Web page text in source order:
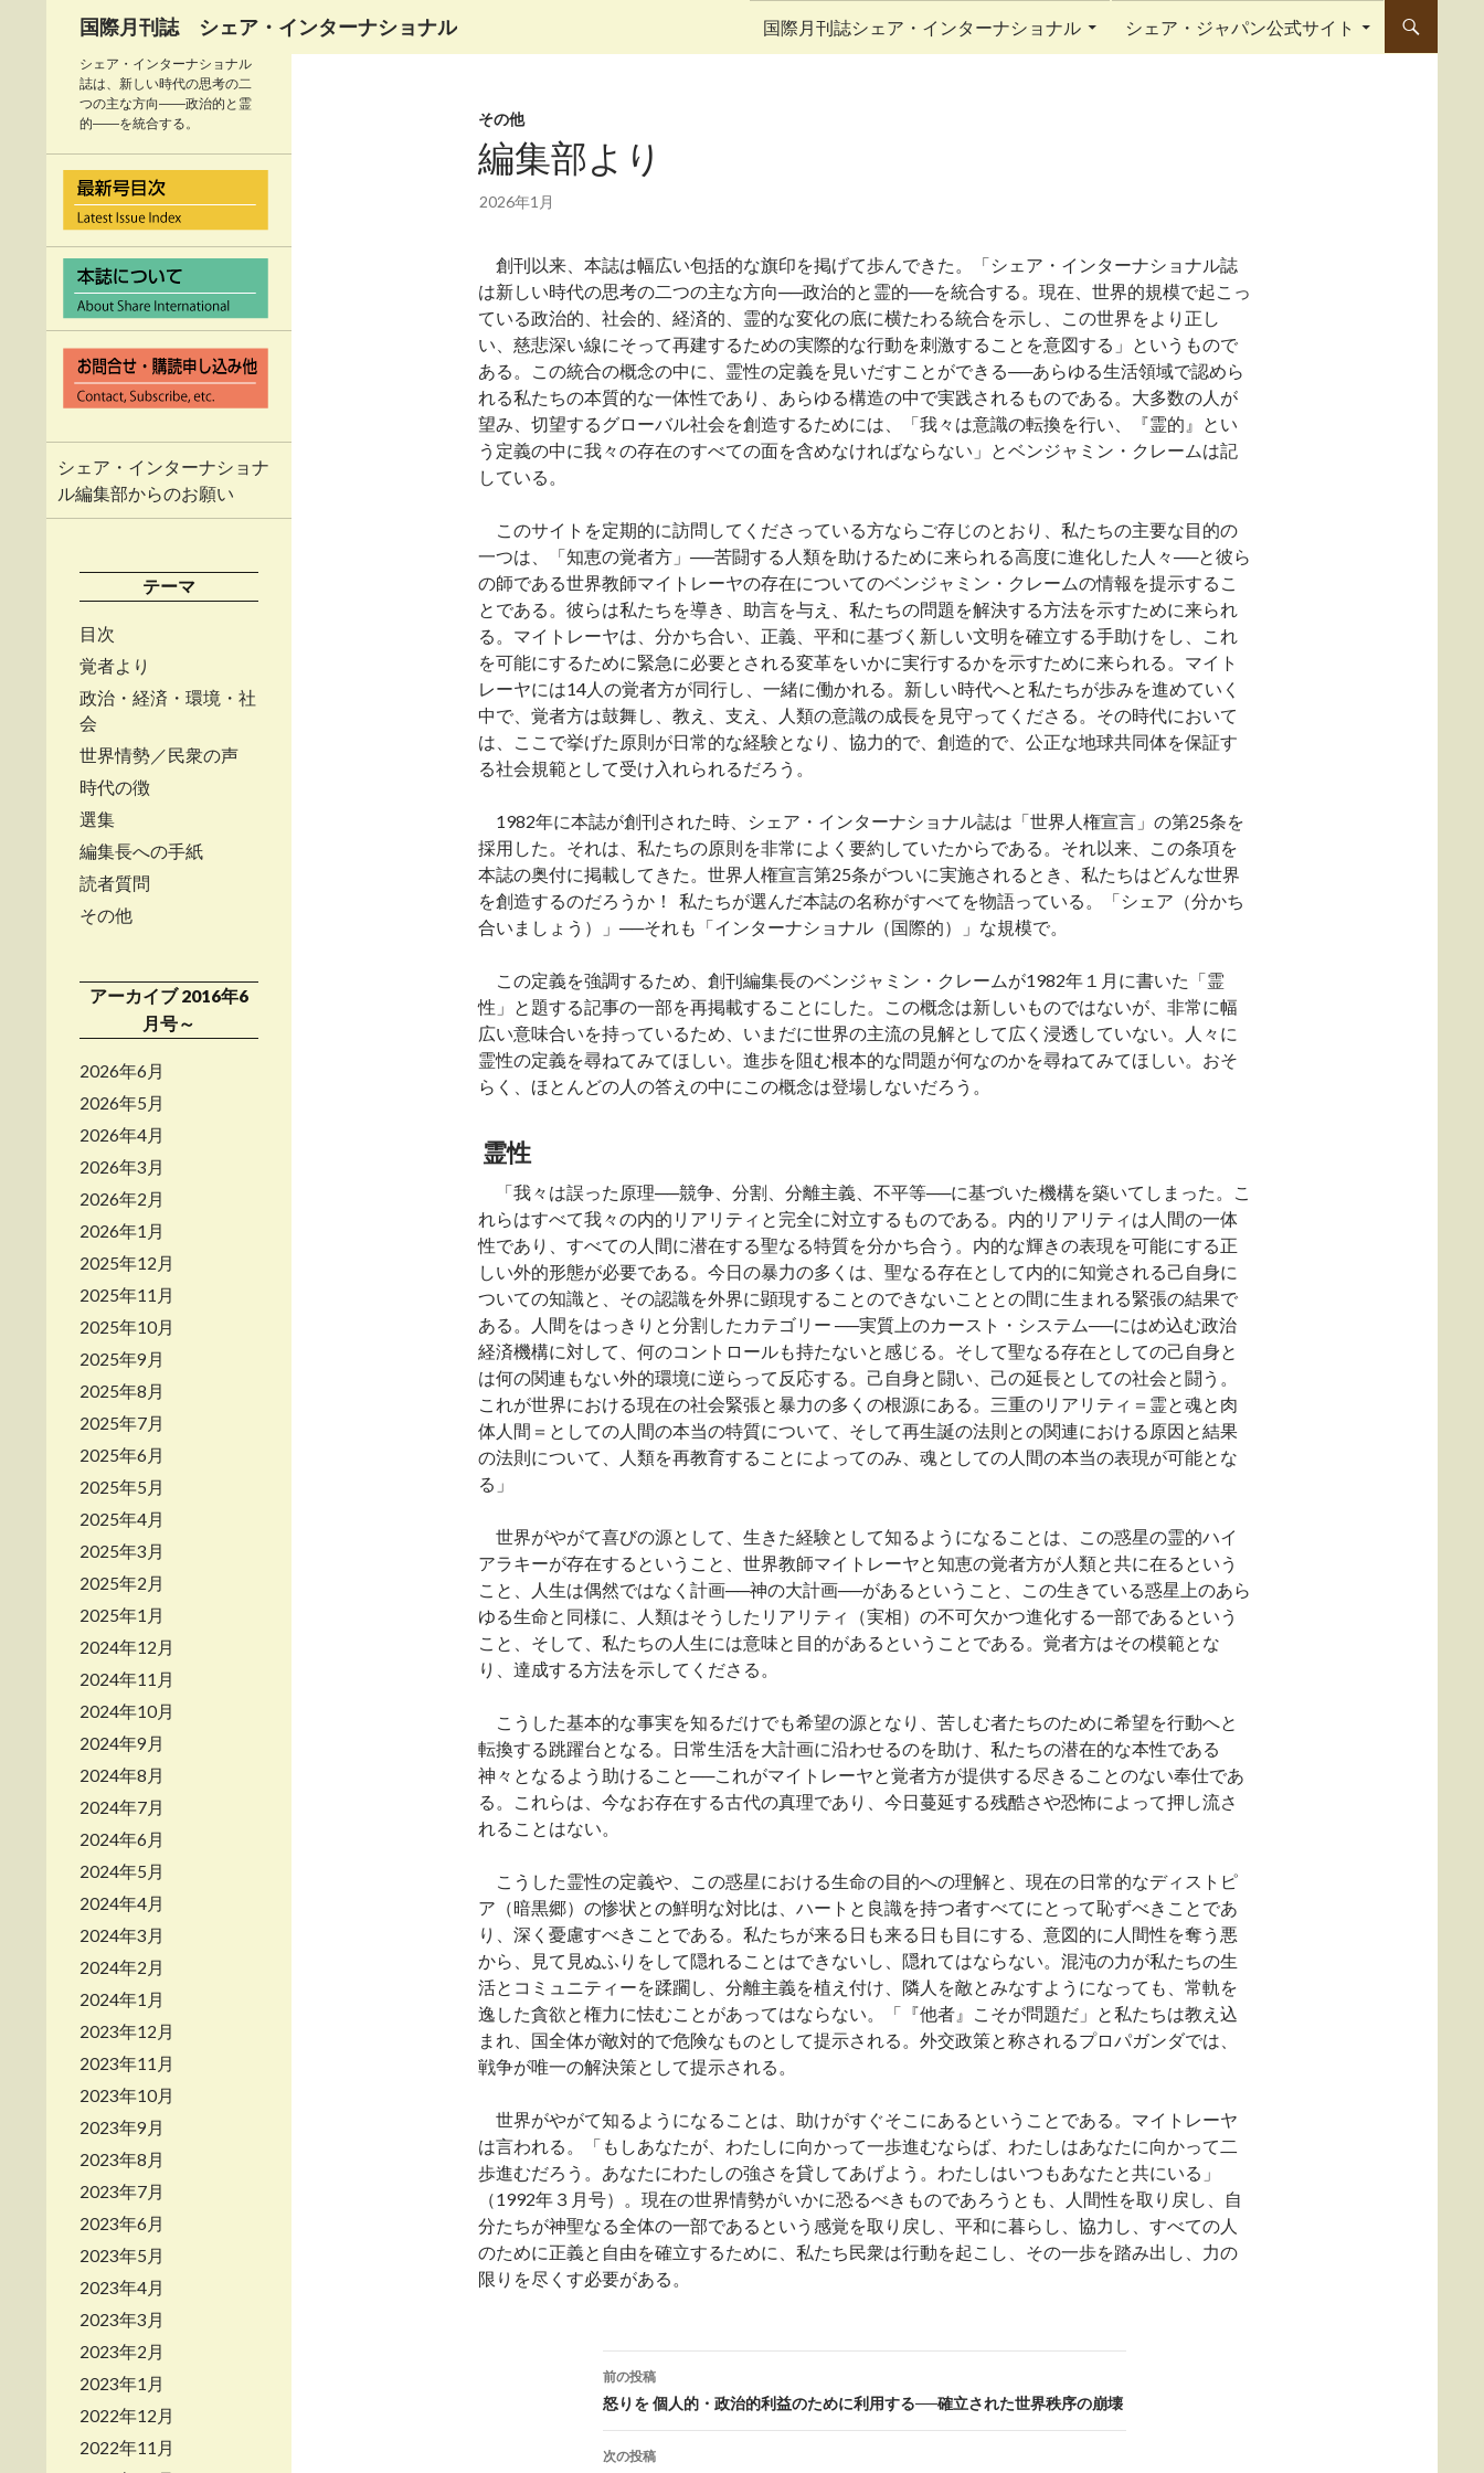
国際月刊誌 シェア・インターナショナル 国際月刊誌シェア・インターナショナル シェア・ジャパン公式サイト
その他
編集部より
2026年1月
創刊以来、本誌は幅広い包括的な旗印を掲げて歩んできた。「シェア・インターナショナル誌
は新しい時代の思考の二つの主な方向──政治的と霊的──を統合する。現在、世界的規模で起こっ
ている政治的、社会的、経済的、霊的な変化の底に横たわる統合を示し、この世界をより正し
い、慈悲深い線にそって再建するための実際的な行動を刺激することを意図する」というもので
ある。この統合の概念の中に、霊性の定義を見いだすことができる──あらゆる生活領域で認めら
れる私たちの本質的な一体性であり、あらゆる構造の中で実践されるものである。大多数の人が
望み、切望するグローバル社会を創造するためには、「我々は意識の転換を行い、『霊的』とい
う定義の中に我々の存在のすべての面を含めなければならない」とベンジャミン・クレームは記
している。
このサイトを定期的に訪問してくださっている方ならご存じのとおり、私たちの主要な目的の
一つは、「知恵の覚者方」──苦闘する人類を助けるために来られる高度に進化した人々──と彼ら
の師である世界教師マイトレーヤの存在についてのベンジャミン・クレームの情報を提示するこ
とである。彼らは私たちを導き、助言を与え、私たちの問題を解決する方法を示すために来られ
る。マイトレーヤは、分かち合い、正義、平和に基づく新しい文明を確立する手助けをし、これ
を可能にするために緊急に必要とされる変革をいかに実行するかを示すために来られる。マイト
レーヤには14人の覚者方が同行し、一緒に働かれる。新しい時代へと私たちが歩みを進めていく
中で、覚者方は鼓舞し、教え、支え、人類の意識の成長を見守ってくださる。その時代において
は、ここで挙げた原則が日常的な経験となり、協力的で、創造的で、公正な地球共同体を保証す
る社会規範として受け入れられるだろう。
1982年に本誌が創刊された時、シェア・インターナショナル誌は「世界人権宣言」の第25条を
採用した。それは、私たちの原則を非常によく要約していたからである。それ以来、この条項を
本誌の奥付に掲載してきた。世界人権宣言第25条がついに実施されるとき、私たちはどんな世界
を創造するのだろうか！ 私たちが選んだ本誌の名称がすべてを物語っている。「シェア（分かち
合いましょう）」──それも「インターナショナル（国際的）」な規模で。
この定義を強調するため、創刊編集長のベンジャミン・クレームが1982年１月に書いた「霊
性」と題する記事の一部を再掲載することにした。この概念は新しいものではないが、非常に幅
広い意味合いを持っているため、いまだに世界の主流の見解として広く浸透していない。人々に
霊性の定義を尋ねてみてほしい。進歩を阻む根本的な問題が何なのかを尋ねてみてほしい。おそ
らく、ほとんどの人の答えの中にこの概念は登場しないだろう。
霊性
「我々は誤った原理──競争、分割、分離主義、不平等──に基づいた機構を築いてしまった。こ
れらはすべて我々の内的リアリティと完全に対立するものである。内的リアリティは人間の一体
性であり、すべての人間に潜在する聖なる特質を分かち合う。内的な輝きの表現を可能にする正
しい外的形態が必要である。今日の暴力の多くは、聖なる存在として内的に知覚される己自身に
ついての知識と、その認識を外界に顕現することのできないこととの間に生まれる緊張の結果で
ある。人間をはっきりと分割したカテゴリー ──実質上のカースト・システム──にはめ込む政治
経済機構に対して、何のコントロールも持たないと感じる。そして聖なる存在としての己自身と
は何の関連もない外的環境に逆らって反応する。己自身と闘い、己の延長としての社会と闘う。
これが世界における現在の社会緊張と暴力の多くの根源にある。三重のリアリティ＝霊と魂と肉
体人間＝としての人間の本当の特質について、そして再生誕の法則との関連における原因と結果
の法則について、人類を再教育することによってのみ、魂としての人間の本当の表現が可能とな
る」
世界がやがて喜びの源として、生きた経験として知るようになることは、この惑星の霊的ハイ
アラキーが存在するということ、世界教師マイトレーヤと知恵の覚者方が人類と共に在るという
こと、人生は偶然ではなく計画──神の大計画──があるということ、この生きている惑星上のあら
ゆる生命と同様に、人類はそうしたリアリティ（実相）の不可欠かつ進化する一部であるという
こと、そして、私たちの人生には意味と目的があるということである。覚者方はその模範とな
り、達成する方法を示してくださる。
こうした基本的な事実を知るだけでも希望の源となり、苦しむ者たちのために希望を行動へと
転換する跳躍台となる。日常生活を大計画に沿わせるのを助け、私たちの潜在的な本性である
神々となるよう助けること──これがマイトレーヤと覚者方が提供する尽きることのない奉仕であ
る。これらは、今なお存在する古代の真理であり、今日蔓延する残酷さや恐怖によって押し流さ
れることはない。
こうした霊性の定義や、この惑星における生命の目的への理解と、現在の日常的なディストピ
ア（暗黒郷）の惨状との鮮明な対比は、ハートと良識を持つ者すべてにとって恥ずべきことであ
り、深く憂慮すべきことである。私たちが来る日も来る日も目にする、意図的に人間性を奪う悪
から、見て見ぬふりをして隠れることはできないし、隠れてはならない。混沌の力が私たちの生
活とコミュニティーを蹂躙し、分離主義を植え付け、隣人を敵とみなすようになっても、常軌を
逸した貪欲と権力に怯むことがあってはならない。「『他者』こそが問題だ」と私たちは教え込
まれ、国全体が敵対的で危険なものとして提示される。外交政策と称されるプロパガンダでは、
戦争が唯一の解決策として提示される。
世界がやがて知るようになることは、助けがすぐそこにあるということである。マイトレーヤ
は言われる。「もしあなたが、わたしに向かって一歩進むならば、わたしはあなたに向かって二
歩進むだろう。あなたにわたしの強さを貸してあげよう。わたしはいつもあなたと共にいる」
（1992年３月号）。現在の世界情勢がいかに恐るべきものであろうとも、人間性を取り戻し、自
分たちが神聖なる全体の一部であるという感覚を取り戻し、平和に暮らし、協力し、すべての人
のために正義と自由を確立するために、私たち民衆は行動を起こし、その一歩を踏み出し、力の
限りを尽くす必要がある。
投
稿
前の投稿
怒りを 個人的・政治的利益のために利用する──確立された世界秩序の崩壊
次の投稿
シェア・インターナショナル
誌は、新しい時代の思考の二
つの主な方向――政治的と霊
的――を統合する。
シェア・インターナショナ
ル編集部からのお願い
テーマ
目次
覚者より
政治・経済・環境・社
会
世界情勢／民衆の声
時代の徴
選集
編集長への手紙
読者質問
その他
アーカイブ 2016年6
月号～
2026年6月
2026年5月
2026年4月
2026年3月
2026年2月
2026年1月
2025年12月
2025年11月
2025年10月
2025年9月
2025年8月
2025年7月
2025年6月
2025年5月
2025年4月
2025年3月
2025年2月
2025年1月
2024年12月
2024年11月
2024年10月
2024年9月
2024年8月
2024年7月
2024年6月
2024年5月
2024年4月
2024年3月
2024年2月
2024年1月
2023年12月
2023年11月
2023年10月
2023年9月
2023年8月
2023年7月
2023年6月
2023年5月
2023年4月
2023年3月
2023年2月
2023年1月
2022年12月
2022年11月